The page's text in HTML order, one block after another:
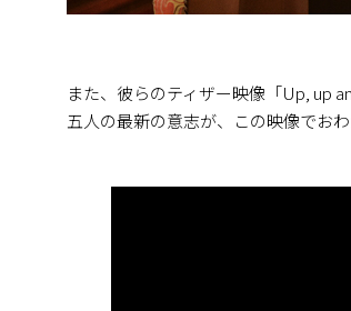
また、彼らのティザー映像「Up, up
五人の最新の意志が、この映像でおわ